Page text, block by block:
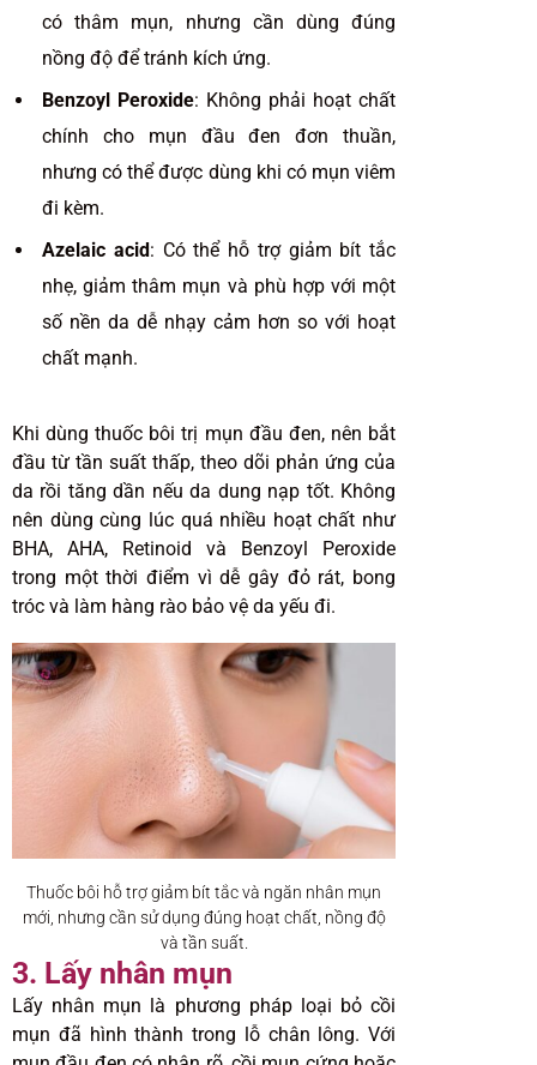
có thâm mụn, nhưng cần dùng đúng
nồng độ để tránh kích ứng.
Benzoyl Peroxide: Không phải hoạt chất
chính cho mụn đầu đen đơn thuần,
nhưng có thể được dùng khi có mụn viêm
đi kèm.
Azelaic acid : Có thể hỗ trợ giảm bít tắc
nhẹ, giảm thâm mụn và phù hợp với một
số nền da dễ nhạy cảm hơn so với hoạt
chất mạnh.
Khi dùng thuốc bôi trị mụn đầu đen, nên bắt
đầu từ tần suất thấp, theo dõi phản ứng của
da rồi tăng dần nếu da dung nạp tốt. Không
nên dùng cùng lúc quá nhiều hoạt chất như
BHA, AHA, Retinoid và Benzoyl Peroxide
trong một thời điểm vì dễ gây đỏ rát, bong
tróc và làm hàng rào bảo vệ da yếu đi.
Thuốc bôi hỗ trợ giảm bít tắc và ngăn nhân mụn
mới, nhưng cần sử dụng đúng hoạt chất, nồng độ
và tần suất.
3. Lấy nhân mụn
Lấy nhân mụn là phương pháp loại bỏ cồi
mụn đã hình thành trong lỗ chân lông. Với